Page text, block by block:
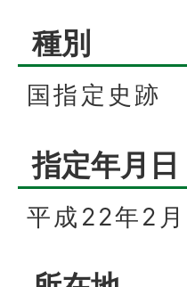
種別
国指定史跡
指定年月日
平成22年2